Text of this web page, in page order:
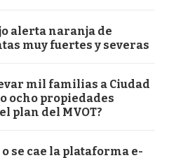
alerta naranja de
muy fuertes y severas
mil familias a Ciudad
ocho propiedades
plan del MVOT?
se cae la plataforma e-